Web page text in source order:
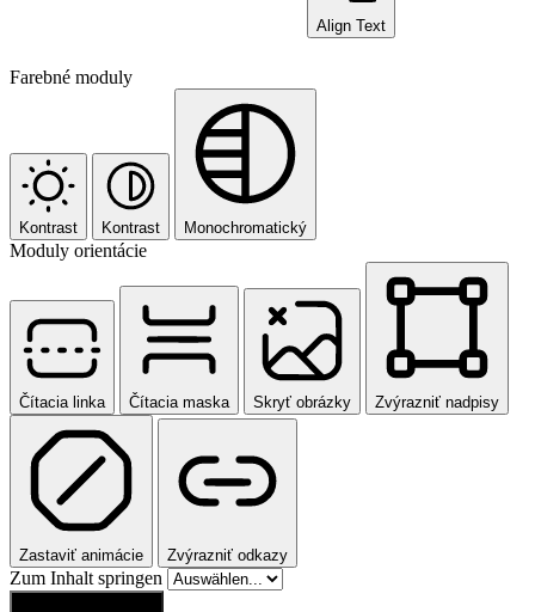
Align Text
Farebné moduly
Kontrast Kontrast Monochromatický
Moduly orientácie
Čítacia linka Čítacia maska Skryť obrázky Zvýrazniť nadpisy
Zastaviť animácie Zvýrazniť odkazy
Zum Inhalt springen